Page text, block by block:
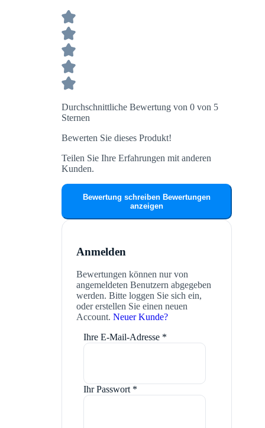
Durchschnittliche Bewertung von 0 von 5
Sternen
Bewerten Sie dieses Produkt!
Teilen Sie Ihre Erfahrungen mit anderen
Kunden.
Bewertung schreiben Bewertungen
anzeigen
Anmelden
Bewertungen können nur von
angemeldeten Benutzern abgegeben
werden. Bitte loggen Sie sich ein,
oder erstellen Sie einen neuen
Account. Neuer Kunde?
Ihre E-Mail-Adresse *
Ihr Passwort *